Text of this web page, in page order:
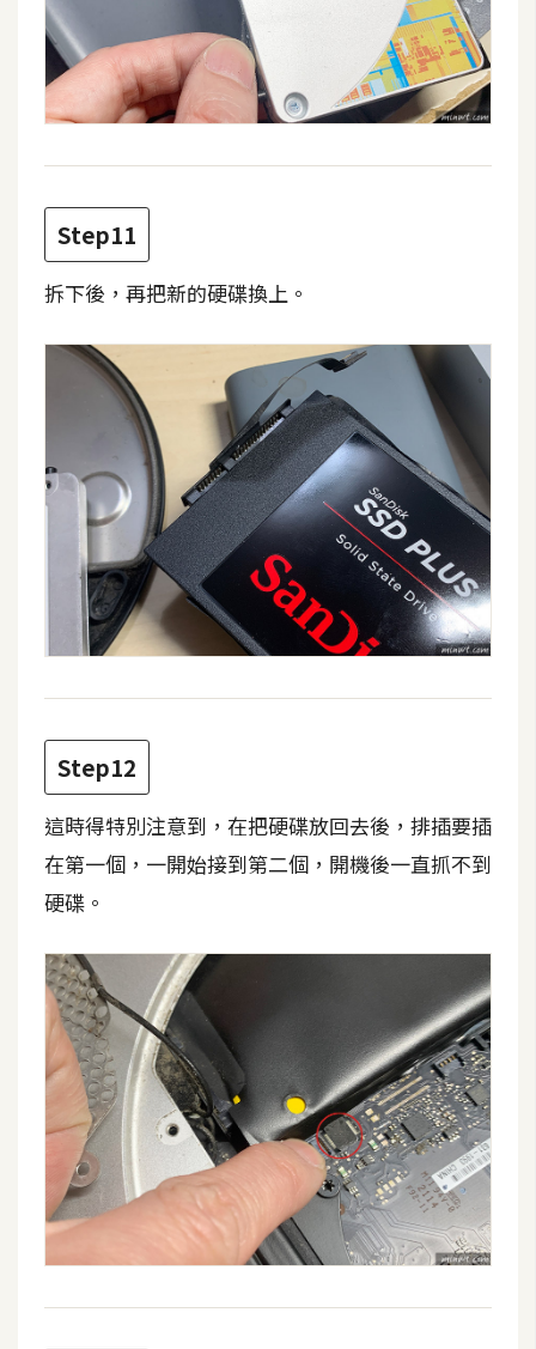
費
M
A
C
箱
文
章
全
站
覽
合
作
案
Step11
拆下後，再把新的硬碟換上。
Step12
這時得特別注意到，在把硬碟放回去後，排插要插
在第一個，一開始接到第二個，開機後一直抓不到
硬碟。